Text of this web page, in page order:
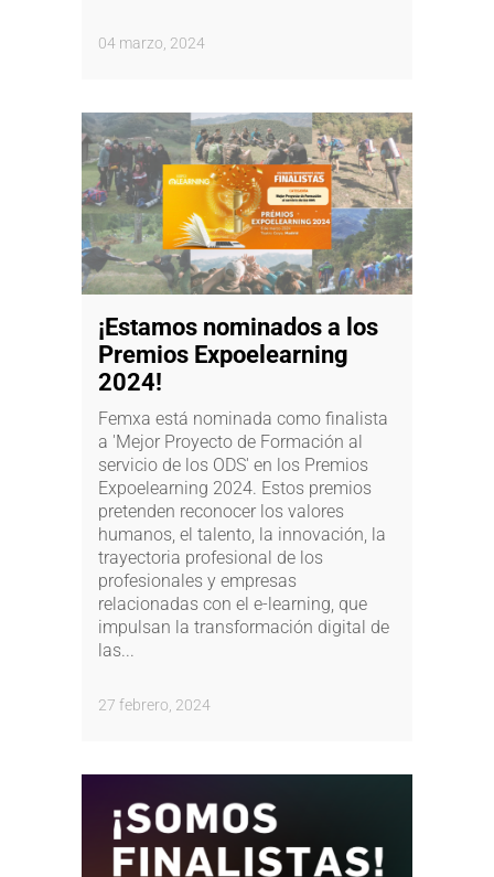
04 marzo, 2024
¡Estamos nominados a los
Premios Expoelearning
2024!
Femxa está nominada como finalista
a 'Mejor Proyecto de Formación al
servicio de los ODS' en los Premios
Expoelearning 2024. Estos premios
pretenden reconocer los valores
humanos, el talento, la innovación, la
trayectoria profesional de los
profesionales y empresas
relacionadas con el e-learning, que
impulsan la transformación digital de
las...
27 febrero, 2024